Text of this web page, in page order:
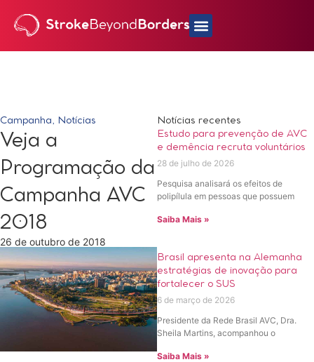
Campanha, Notícias
Veja a
Programação da
Campanha AVC
2018
26 de outubro de 2018
Notícias recentes
Estudo para prevenção de AVC
e demência recruta voluntários
28 de julho de 2026
Pesquisa analisará os efeitos de
polipílula em pessoas que possuem
Saiba Mais »
Brasil apresenta na Alemanha
estratégias de inovação para
fortalecer o SUS
6 de março de 2026
Presidente da Rede Brasil AVC, Dra.
Sheila Martins, acompanhou o
Saiba Mais »